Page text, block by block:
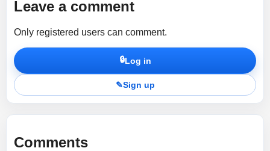
Leave a comment
Only registered users can comment.
🔒Log in
✎Sign up
Comments